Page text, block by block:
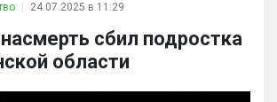
24.07.2025 в 11:29
сбил подростка
области